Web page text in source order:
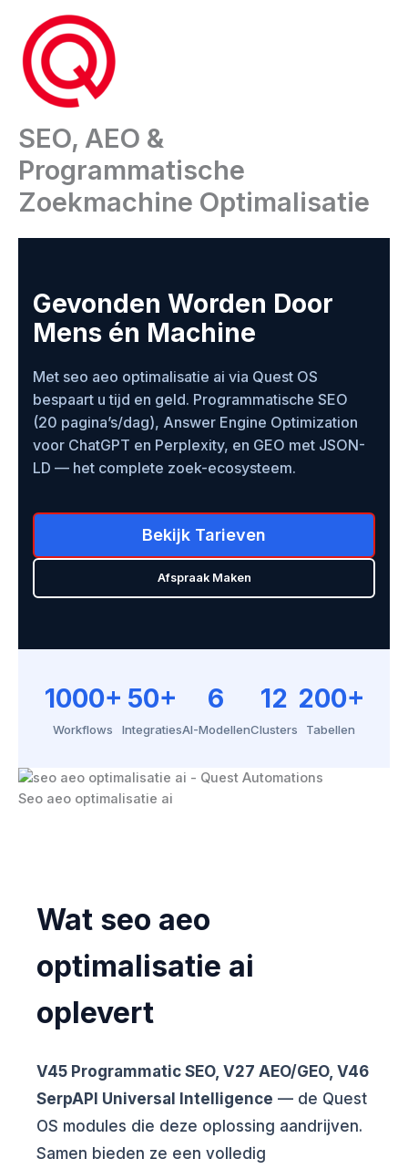
inhoud
SEO, AEO &
Programmatische
Zoekmachine Optimalisatie
Gevonden Worden Door
Mens én Machine
Met seo aeo optimalisatie ai via Quest OS
bespaart u tijd en geld. Programmatische SEO
(20 pagina’s/dag), Answer Engine Optimization
voor ChatGPT en Perplexity, en GEO met JSON-
LD — het complete zoek-ecosysteem.
Bekijk Tarieven
Afspraak Maken
1000+
Workflows
50+
Integraties
6
AI-Modellen
12
Clusters
200+
Tabellen
Seo aeo optimalisatie ai
Wat seo aeo
optimalisatie ai
oplevert
V45 Programmatic SEO, V27 AEO/GEO, V46
SerpAPI Universal Intelligence — de Quest
OS modules die deze oplossing aandrijven.
Samen bieden ze een volledig